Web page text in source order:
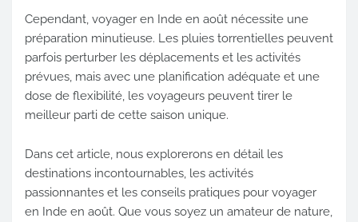
Cependant, voyager en Inde en août nécessite une
préparation minutieuse. Les pluies torrentielles peuvent
parfois perturber les déplacements et les activités
prévues, mais avec une planification adéquate et une
dose de flexibilité, les voyageurs peuvent tirer le
meilleur parti de cette saison unique.
Dans cet article, nous explorerons en détail les
destinations incontournables, les activités
passionnantes et les conseils pratiques pour voyager
en Inde en août. Que vous soyez un amateur de nature,